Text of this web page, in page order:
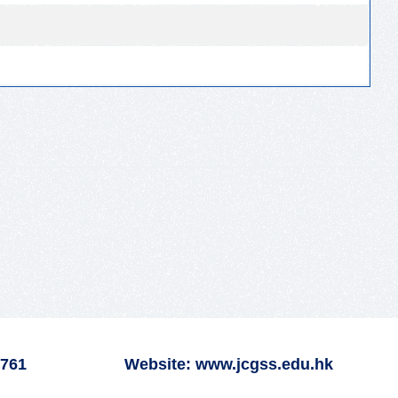
Website: www.jcgss.edu.hk